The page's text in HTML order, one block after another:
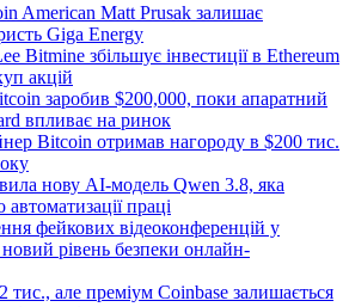
American Matt Prusak залишає
Giga Energy
Bitmine збільшує інвестиції в Ethereum
акцій
заробив $200,000, поки апаратний
впливає на ринок
Bitcoin отримав нагороду в $200 тис.
нову AI-модель Qwen 3.8, яка
автоматизації праці
фейкових відеоконференцій у
рівень безпеки онлайн-
тис., але преміум Coinbase залишається